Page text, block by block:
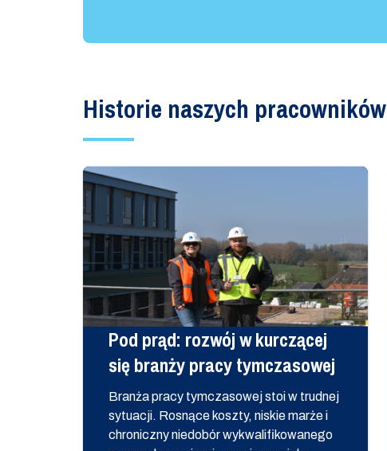
Historie naszych pracowników
Pod prąd: rozwój w kurczącej
się branży pracy tymczasowej
Branża pracy tymczasowej stoi w trudnej
sytuacji. Rosnące koszty, niskie marże i
chroniczny niedobór wykwalifikowanego